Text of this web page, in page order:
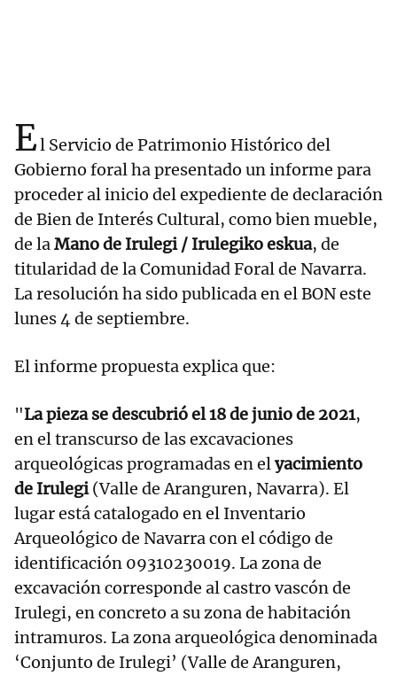
El Servicio de Patrimonio Histórico del
Gobierno foral ha presentado un informe para
proceder al inicio del expediente de declaración
de Bien de Interés Cultural, como bien mueble,
de laMano de Irulegi / Irulegiko eskua, de
titularidad de la Comunidad Foral de Navarra.
La resolución ha sido publicada en el BON este
lunes 4 de septiembre.
El informe propuesta explica que:
"La pieza se descubrió el 18 de junio de 2021,
en el transcurso de las excavaciones
arqueológicas programadas en elyacimiento
de Irulegi(Valle de Aranguren, Navarra). El
lugar está catalogado en el Inventario
Arqueológico de Navarra con el código de
identificación 09310230019. La zona de
excavación corresponde al castro vascón de
Irulegi, en concreto a su zona de habitación
intramuros. La zona arqueológica denominada
‘Conjunto de Irulegi’ (Valle de Aranguren,